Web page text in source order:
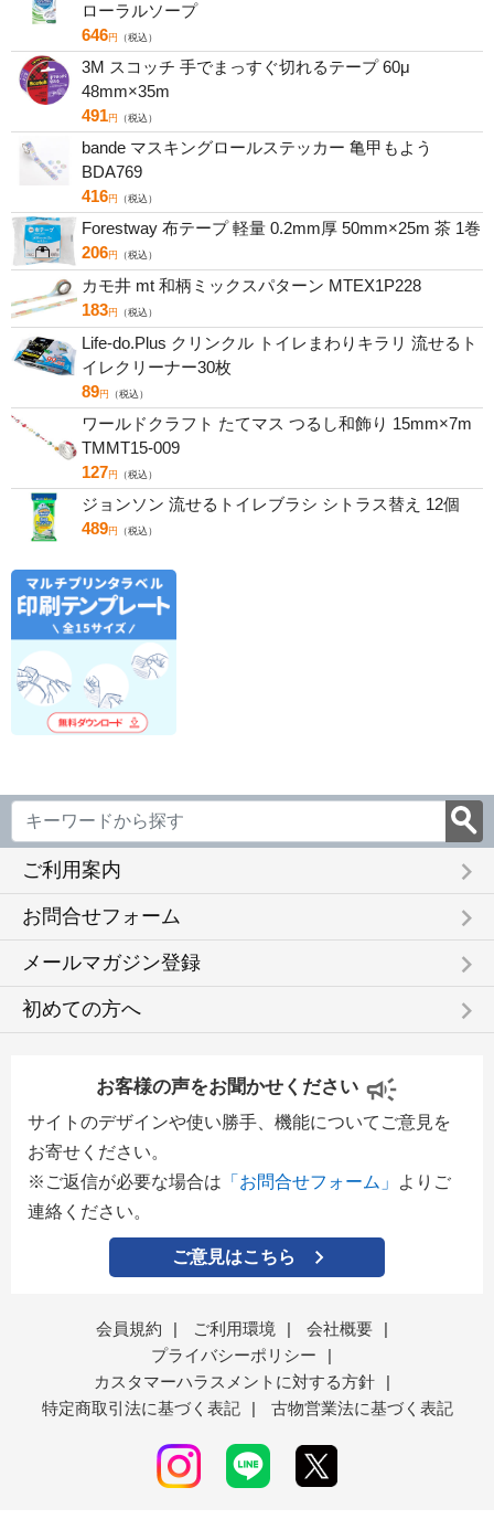
ローラルソープ
646円 （税込）
3M スコッチ 手でまっすぐ切れるテープ 60μ
48mm×35m
491円 （税込）
bande マスキングロールステッカー 亀甲もよう
BDA769
416円 （税込）
Forestway 布テープ 軽量 0.2mm厚 50mm×25m 茶 1巻
206円 （税込）
カモ井 mt 和柄ミックスパターン MTEX1P228
183円 （税込）
Life-do.Plus クリンクル トイレまわりキラリ 流せるト
イレクリーナー30枚
89円 （税込）
ワールドクラフト たてマス つるし和飾り 15mm×7m
TMMT15-009
127円 （税込）
ジョンソン 流せるトイレブラシ シトラス替え 12個
489円 （税込）
ご利用案内 keyboard_arrow_right
お問合せフォーム keyboard_arrow_right
メールマガジン登録 keyboard_arrow_right
初めての方へ keyboard_arrow_right
お客様の声をお聞かせください
サイトのデザインや使い勝手、機能についてご意見を
お寄せください。
※ご返信が必要な場合は 「お問合せフォーム」
よりご
連絡ください。
ご意見はこちら
会員規約 | ご利用環境 | 会社概要
|
プライバシーポリシー
|
カスタマーハラスメントに対する方針
|
特定商取引法に基づく表記
| 古物営業法に基づく表記